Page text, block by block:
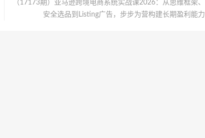
（17173期）亚马逊跨境电商系统实战课2026：从思维框架、
安全选品到Listing广告，步步为营构建长期盈利能力